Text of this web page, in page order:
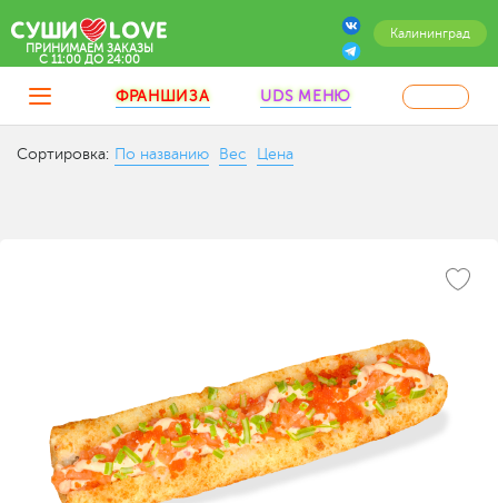
Калининград
ПРИНИМАЕМ ЗАКАЗЫ
C 11:00 ДО 24:00
ФРАНШИЗА UDS МЕНЮ
Сортировка: По названию Вес Цена